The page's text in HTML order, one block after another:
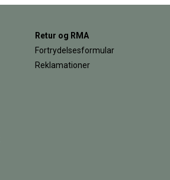
Retur og RMA
Fortrydelsesformular
Reklamationer